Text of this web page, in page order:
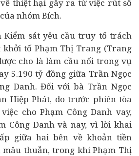
thiệt hại gây ra từ việc rút số
nhóm Bích.
Kiểm sát yêu cầu truy tố trách
khởi tố Phạm Thị Trang (Trang
cho là làm cầu nối trong vụ
5.190 tỷ đồng giữa Trần Ngọc
Danh. Đối với bà Trần Ngọc
Hiệp Phát, do trước phiên tòa
cho Phạm Công Danh vay,
Công Danh và nay, vì lời khai
giữa hai bên về khoản tiền
mâu thuẫn, trong khi Phạm Thị